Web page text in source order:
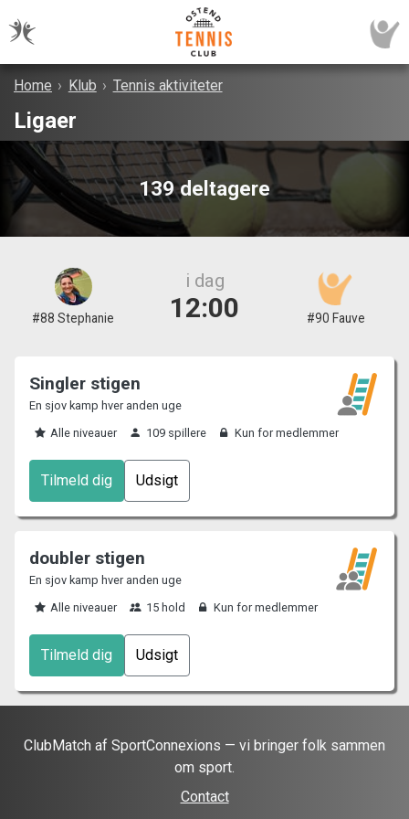
Home › Klub › Tennis aktiviteter
Ligaer
139 deltagere
#88 Stephanie
i dag
12:00 #90 Fauve
Singler stigen
En sjov kamp hver anden uge
Alle niveauer
109 spillere Kun for medlemmer
Tilmeld dig Udsigt
doubler stigen
En sjov kamp hver anden uge
Alle niveauer
15 hold Kun for medlemmer
Tilmeld dig Udsigt
ClubMatch af SportConnexions — vi bringer folk sammen
om sport.
Contact